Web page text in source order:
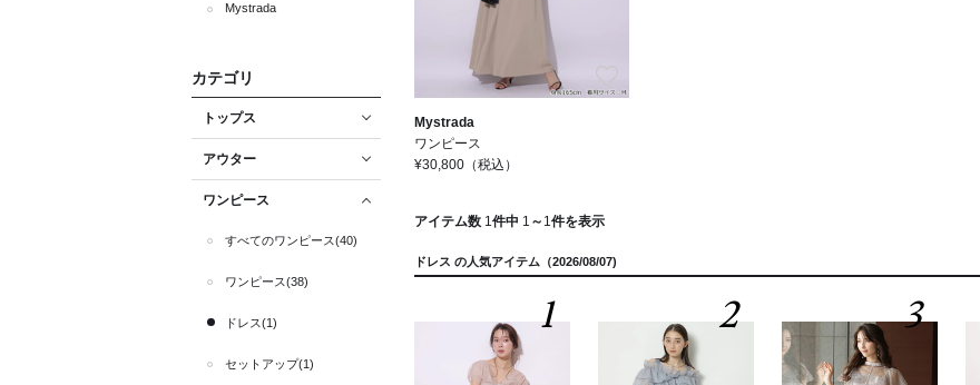
Mystrada
カテゴリ
トップス
アウター
ワンピース
すべてのワンピース(40)
ワンピース(38)
ドレス(1)
セットアップ(1)
お気に入り
Mystrada
ワンピース
¥30,800 （税込）
アイテム数 1件中 1 ～ 1件を表示
ドレス の人気アイテム（2026/08/07)
1 2 3